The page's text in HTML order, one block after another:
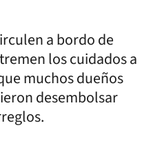
a bordo de
los cuidados a
muchos dueños
desembolsar